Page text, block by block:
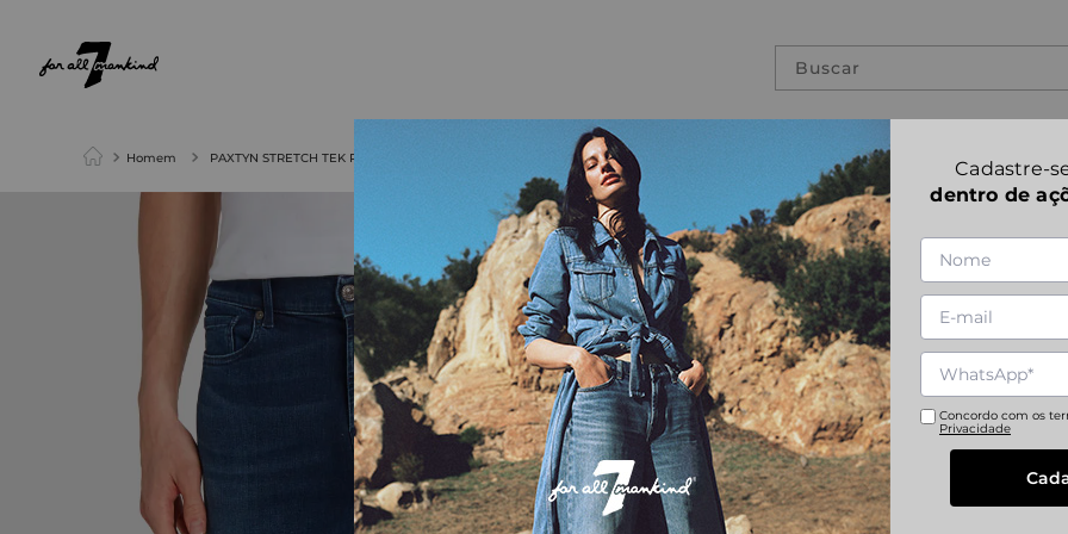
Buscar
Homem PAXTYN STRETCH TEK REBUS
1|6 PAXTYN
Referência JSPDC890KR
28 30 31
Cadastre-
dentro de
Concordo com os
Privacidade